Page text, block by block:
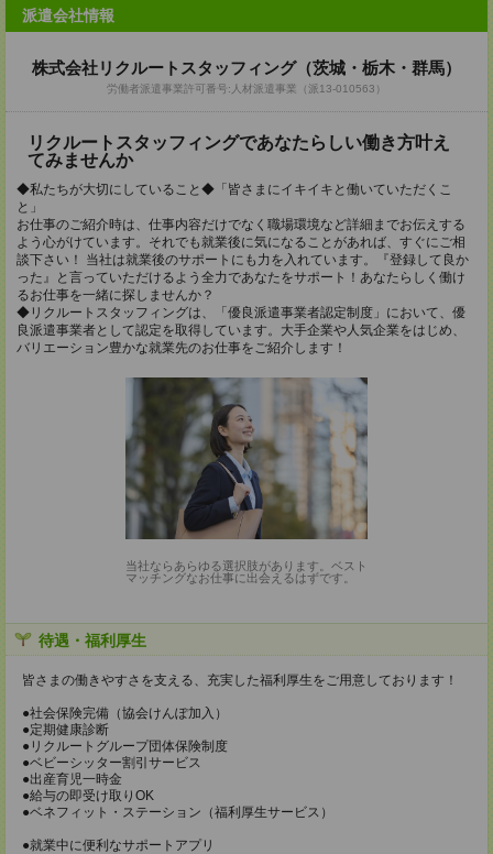
派遣会社情報
株式会社リクルートスタッフィング（茨城・栃木・群馬）
労働者派遣事業許可番号:人材派遣事業（派13-010563）
リクルートスタッフィングであなたらしい働き方叶え
てみませんか
◆私たちが大切にしていること◆「皆さまにイキイキと働いていただくこ
と」
お仕事のご紹介時は、仕事内容だけでなく職場環境など詳細までお伝えする
よう心がけています。それでも就業後に気になることがあれば、すぐにご相
談下さい！ 当社は就業後のサポートにも力を入れています。『登録して良か
った』と言っていただけるよう全力であなたをサポート！あなたらしく働け
るお仕事を一緒に探しませんか？
◆リクルートスタッフィングは、「優良派遣事業者認定制度」において、優
良派遣事業者として認定を取得しています。大手企業や人気企業をはじめ、
バリエーション豊かな就業先のお仕事をご紹介します！
当社ならあらゆる選択肢があります。ベスト
マッチングなお仕事に出会えるはずです。
待遇・福利厚生
皆さまの働きやすさを支える、充実した福利厚生をご用意しております！
●社会保険完備（協会けんぽ加入）
●定期健康診断
●リクルートグループ団体保険制度
●ベビーシッター割引サービス
●出産育児一時金
●給与の即受け取りOK
●ベネフィット・ステーション（福利厚生サービス）
●就業中に便利なサポートアプリ